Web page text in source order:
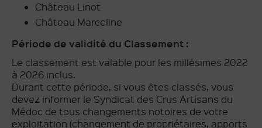
Château Linot
Château Marceline
Période de validité du Classement :
Le classement est valable pour les millésimes 2022
à 2026 inclus.
Durant cette période, si vous êtes classés, vous
devez informer le Syndicat des Crus Artisans du
Médoc de tous changements notoires de votre
exploitation (changement de propriétaires, apports